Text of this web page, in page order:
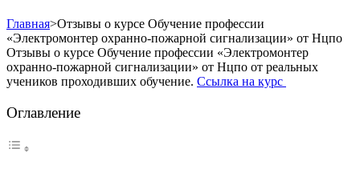
Главная>Отзывы о курсе Обучение профессии
«Электромонтер охранно-пожарной сигнализации» от Нцпо
Отзывы о курсе Обучение профессии «Электромонтер
охранно-пожарной сигнализации» от Нцпо от реальных
учеников проходивших обучение. Ссылка на курс
Оглавление